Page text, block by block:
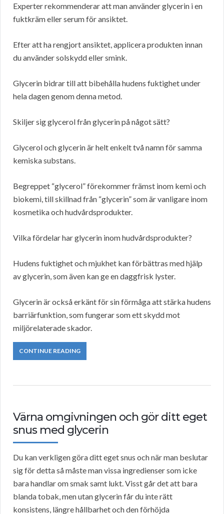
Experter rekommenderar att man använder glycerin i en
fuktkräm eller serum för ansiktet.
Efter att ha rengjort ansiktet, applicera produkten innan
du använder solskydd eller smink.
Glycerin bidrar till att bibehålla hudens fuktighet under
hela dagen genom denna metod.
Skiljer sig glycerol från glycerin på något sätt?
Glycerol och glycerin är helt enkelt två namn för samma
kemiska substans.
Begreppet “glycerol” förekommer främst inom kemi och
biokemi, till skillnad från “glycerin” som är vanligare inom
kosmetika och hudvårdsprodukter.
Vilka fördelar har glycerin inom hudvårdsprodukter?
Hudens fuktighet och mjukhet kan förbättras med hjälp
av glycerin, som även kan ge en daggfrisk lyster.
Glycerin är också erkänt för sin förmåga att stärka hudens
barriärfunktion, som fungerar som ett skydd mot
miljörelaterade skador.
CONTINUE READING
Värna omgivningen och gör ditt eget
snus med glycerin
Du kan verkligen göra ditt eget snus och när man beslutar
sig för detta så måste man vissa ingredienser som icke
bara handlar om smak samt lukt. Visst går det att bara
blanda tobak, men utan glycerin får du inte rätt
konsistens, längre hållbarhet och den förhöjda